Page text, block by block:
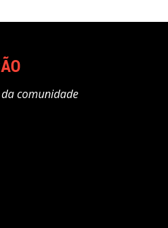
comunidade